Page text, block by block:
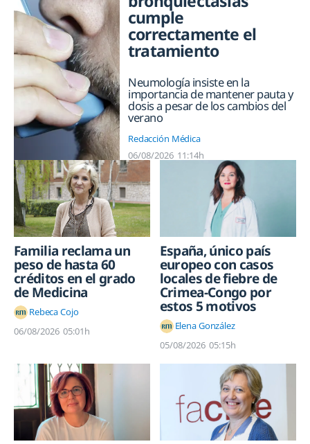
cumple
correctamente el
tratamiento
Neumología insiste en la
importancia de mantener pauta y
dosis a pesar de los cambios del
verano
Redacción Médica
06/08/2026 11:14h
Familia reclama un
peso de hasta 60
créditos en el grado
de Medicina
Rebeca Cojo
06/08/2026 05:01h
España, único país
europeo con casos
locales de fiebre de
Crimea-Congo por
estos 5 motivos
Elena González
05/08/2026 05:15h